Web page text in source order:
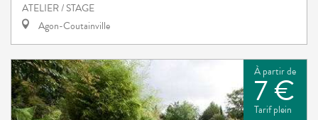
ATELIER / STAGE
Agon-Coutainville
À partir de
7 €
Tarif plein